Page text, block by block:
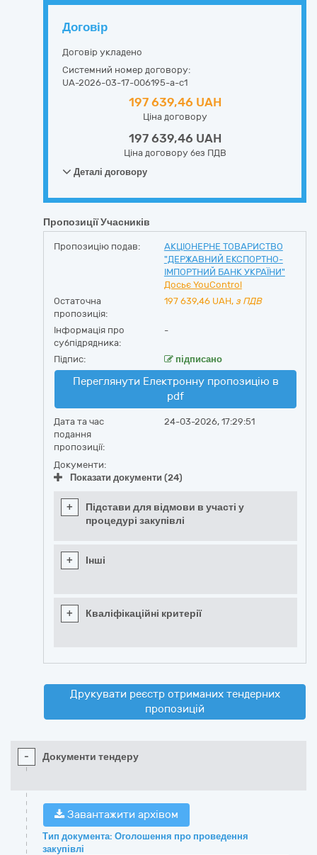
Договір
Договір укладено
Системний номер договору:
UA-2026-03-17-006195-a-c1
197 639,46 UAH
Ціна договору
197 639,46 UAH
Ціна договору без ПДВ
Деталі договору
Пропозиції Учасників
Пропозицію подав:
АКЦІОНЕРНЕ ТОВАРИСТВО
"ДЕРЖАВНИЙ ЕКСПОРТНО-
ІМПОРТНИЙ БАНК УКРАЇНИ"
Досьє YouControl
Остаточна
пропозиція:
197 639,46 UAH, з ПДВ
Інформація про
субпідрядника:
-
Підпис: підписано
Переглянути Електронну пропозицію в
pdf
Дата та час
подання
пропозиції:
24-03-2026, 17:29:51
Документи:
Показати документи (24)
+
Підстави для відмови в участі у
процедурі закупівлі
+ Інші
+ Кваліфікаційні критерії
Друкувати реєстр отриманих тендерних
пропозицій
- Документи тендеру
Завантажити архівом
Тип документа: Оголошення про проведення
закупівлі